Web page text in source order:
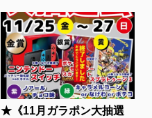
★《11月ガラポン大抽選